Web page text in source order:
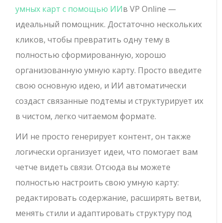
умных карт с помощью ИИв VP Online —
идеальный помощник. Достаточно нескольких
кликов, чтобы превратить одну тему в
полностью сформированную, хорошо
организованную умную карту. Просто введите
свою основную идею, и ИИ автоматически
создаст связанные подтемы и структурирует их
в чистом, легко читаемом формате.
ИИ не просто генерирует контент, он также
логически организует идеи, что помогает вам
четче видеть связи. Отсюда вы можете
полностью настроить свою умную карту:
редактировать содержание, расширять ветви,
менять стили и адаптировать структуру под